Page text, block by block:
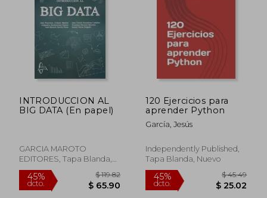
INTRODUCCION AL
BIG DATA (En papel)
GARCIA MAROTO
EDITORES, Tapa Blanda,
Nuevo
120 Ejercicios para
aprender Python
García, Jesús
Independently Published,
Tapa Blanda, Nuevo